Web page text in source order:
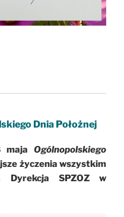
Dnia Położnej
maja Ogólnopolskiego
życzenia wszystkim
Dyrekcja SPZOZ w